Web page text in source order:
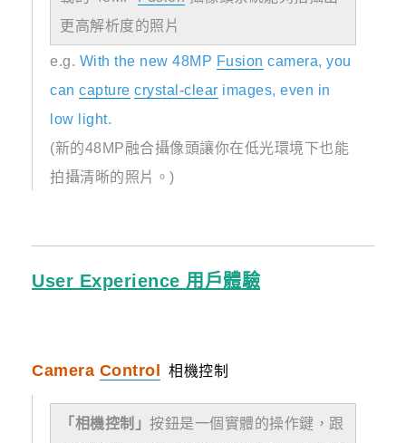
更高解析度的照片
e.g. With the new 48MP Fusion camera, you
can capture crystal-clear images, even in
low light.
(新的48MP融合攝像頭讓你在低光環境下也能
拍攝清晰的照片。)
User Experience 用戶體驗
Camera Control 相機控制
「相機控制」 按鈕是一個實體的操作鍵，跟